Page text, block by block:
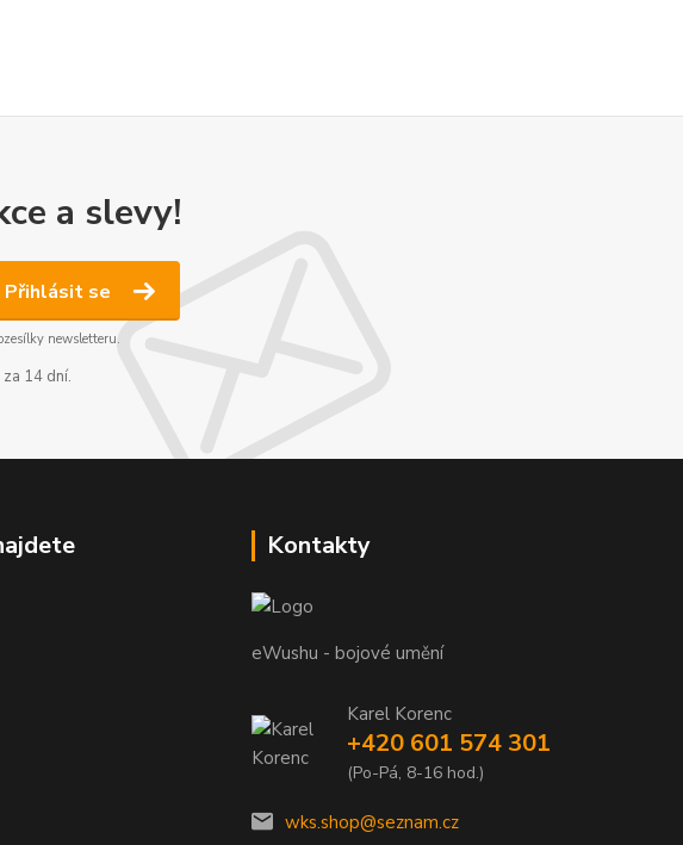
a slevy!
Přihlásit se
newsletteru.
14 dní.
Kontakty
eWushu - bojové umění
Karel Korenc
+420 601 574 301
(Po-Pá, 8-16 hod.)
wks.shop@seznam.cz